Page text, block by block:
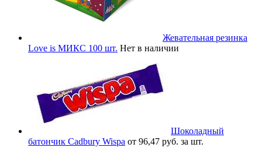
Жевательная резинка
Love is МИКС 100 шт. Нет в наличии
Шоколадный
батончик Cadbury Wispa от 96,47 руб. за шт.